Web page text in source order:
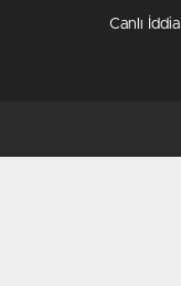
Canlı İddia